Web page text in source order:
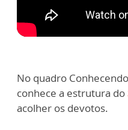
No quadro
conhece a estrutura do
acolher os devotos.